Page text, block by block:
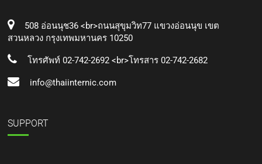
508 อ่อนนุช36 <br>ถนนสุขุมวิท77 แขวงอ่อนนุข เขต
สวนหลวง กรุงเทพมหานคร 10250
โทรศัพท์ 02-742-2692 <br>โทรสาร 02-742-2682
info@thaiinternic.com
SUPPORT